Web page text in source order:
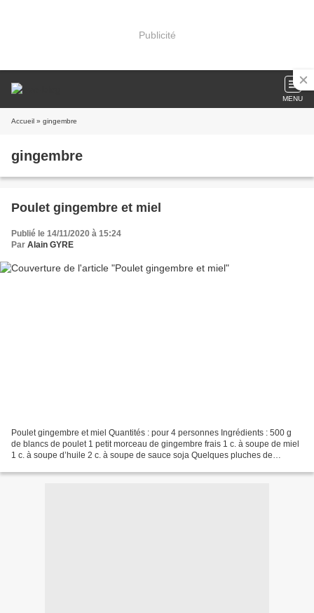
Publicité
MENU
Accueil » gingembre
gingembre
Poulet gingembre et miel
Publié le 14/11/2020 à 15:24
Par Alain GYRE
Poulet gingembre et miel Quantités : pour 4 personnes Ingrédients : 500 g
de blancs de poulet 1 petit morceau de gingembre frais 1 c. à soupe de miel
1 c. à soupe d’huile 2 c. à soupe de sauce soja Quelques pluches de